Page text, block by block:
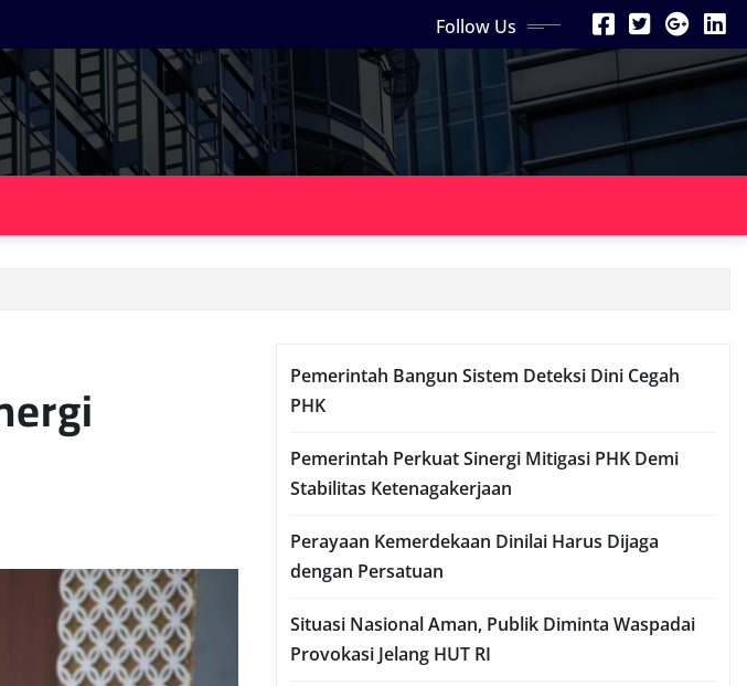
Follow Us
Pemerintah Bangun Sistem Deteksi Dini Cegah
PHK
Pemerintah Perkuat Sinergi Mitigasi PHK Demi
Stabilitas Ketenagakerjaan
Perayaan Kemerdekaan Dinilai Harus Dijaga
dengan Persatuan
Situasi Nasional Aman, Publik Diminta Waspadai
Provokasi Jelang HUT RI